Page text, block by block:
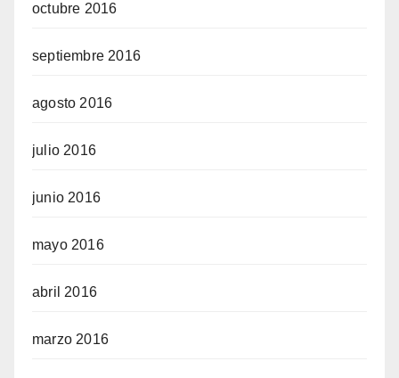
octubre 2016
septiembre 2016
agosto 2016
julio 2016
junio 2016
mayo 2016
abril 2016
marzo 2016